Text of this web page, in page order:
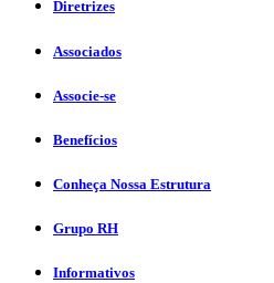
Diretrizes
Associados
Associe-se
Benefícios
Conheça Nossa Estrutura
Grupo RH
Informativos